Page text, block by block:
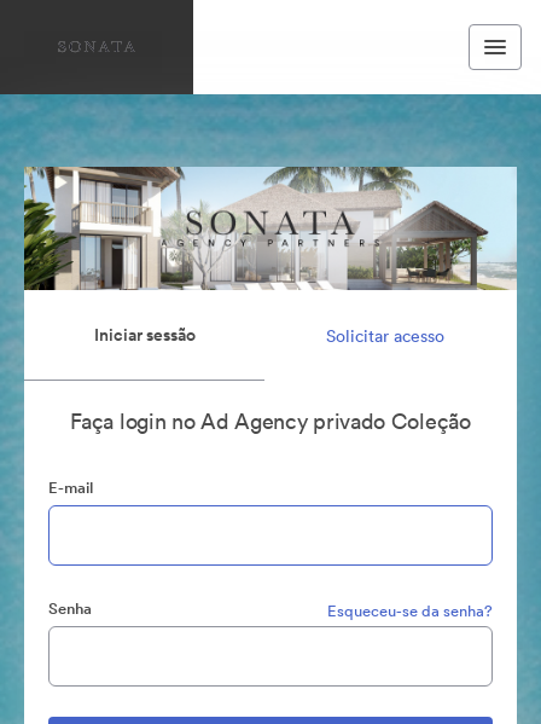
Iniciar sessão Solicitar acesso
Faça login no Ad Agency privado Coleção
E-mail
Senha Esqueceu-se da senha?